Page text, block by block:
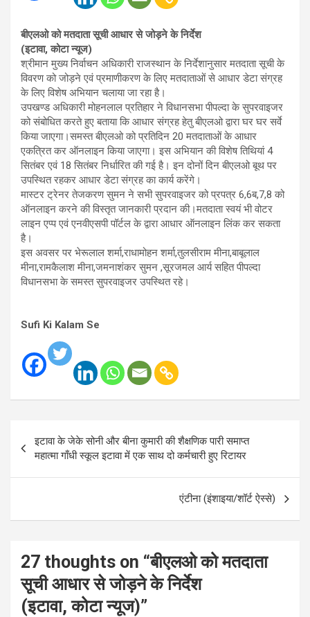
बीएलओ को मतदाता सूची आधार से जोड़ने के निर्देश
(इटावा, कोटा न्यूज)
श्रीमान मुख्य निर्वाचन अधिकारी राजस्थान के निर्देशानुसार मतदाता सूची के
विवरण को जोड़ने एवं प्रमाणीकरण के लिए मतदाताओं से आधार डेटा संग्रह
के लिए विशेष अभियान चलाया जा रहा है।
उपखण्ड अधिकारी मोहनलाल प्रतिहार ने विधानसभा पीपल्दा के सुपरवाइजर
को संबोधित करते हुए बताया कि आधार संग्रह हेतु बीएलओ द्वारा घर घर सर्वे
किया जाएगा।समस्त बीएलओ को प्रतिदिन 20 मतदाताओं के आधार
एकत्रित कर ऑनलाइन किया जाएगा। इस अभियान की विशेष तिथियां 4
सितंबर एवं 18 सितंबर निर्धारित की गई है। इन दोनों दिन बीएलओ बूथ पर
उपस्थित रहकर आधार डेटा संग्रह का कार्य करेंगे।
मास्टर ट्रेनर तेजकरण सुमन ने सभी सुपरवाइजर को प्रपत्र 6,6ब,7,8 को
ऑनलाइन करने की विस्तृत जानकारी प्रदान की।मतदाता स्वयं भी वोटर
लाइन एप्प एवं एनवीएसपी पॉर्टल के द्वारा आधार ऑनलाइन लिंक कर सकता
है।
इस अवसर पर भेरूलाल शर्मा,राधामोहन शर्मा,तुलसीराम मीना,बाबूलाल
मीना,रामकैलाश मीना,जमनाशंकर सुमन ,सूरजमल आर्य सहित पीपल्दा
विधानसभा के समस्त सुपरवाइजर उपस्थित रहे।
Sufi Ki Kalam Se
navigation
इटावा के जेके सोनी और बीना कुमारी की शैक्षणिक पारी समाप्त
महात्मा गाँधी स्कूल इटावा में एक साथ दो कर्मचारी हुए रिटायर
एंटीना (इंशाइया/शॉर्ट ऐस्से)
27 thoughts on “बीएलओ को मतदाता
सूची आधार से जोड़ने के निर्देश
(इटावा, कोटा न्यूज)”